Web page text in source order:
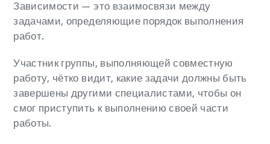
Зависимости — это взаимосвязи между
задачами, определяющие порядок выполнения
работ.
Участник группы, выполняющей совместную
работу, чётко видит, какие задачи должны быть
завершены другими специалистами, чтобы он
смог приступить к выполнению своей части
работы.